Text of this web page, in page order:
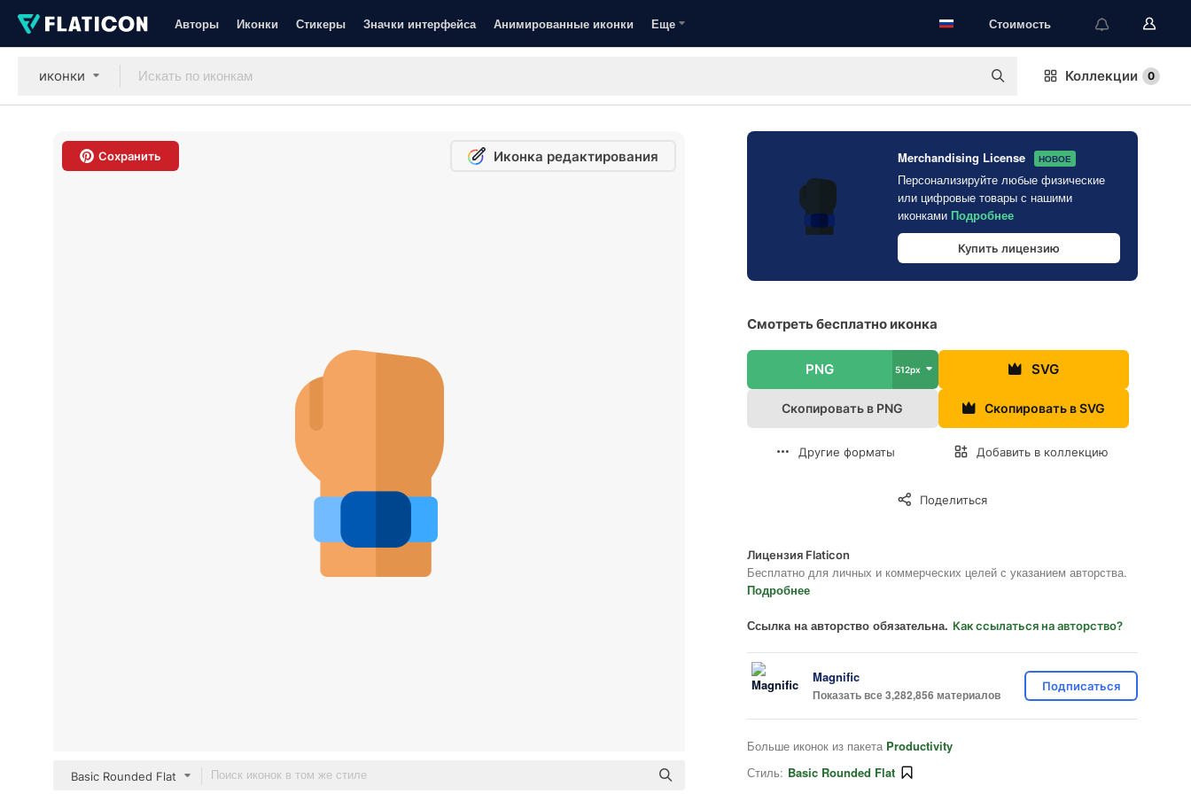
Авторы Иконки Стикеры Значки интерфейса Анимированные иконки Еще Стоимость
иконки Коллекции 0
Сохранить Иконка редактирования
Basic Rounded Flat
Merchandising License НОВОЕ
Персонализируйте любые физические
или цифровые товары с нашими
иконками Подробнее
Купить лицензию
Смотреть бесплатно иконка
PNG 512px SVG
Скопировать в PNG Скопировать в SVG
Другие форматы Добавить в коллекцию
Поделиться
Лицензия Flaticon
Бесплатно для личных и коммерческих целей с указанием авторства.
Подробнее
Ссылка на авторство обязательна. Как ссылаться на авторство?
Magnific
Показать все 3,282,856 материалов
Подписаться
Больше иконок из пакета Productivity
Стиль: Basic Rounded Flat